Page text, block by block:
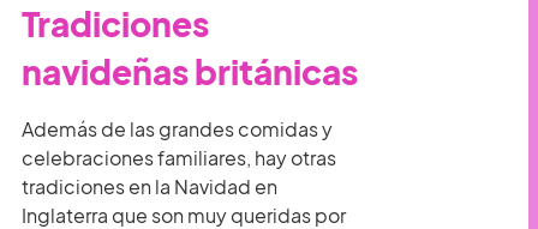
Tradiciones
navideñas británicas
Además de las grandes comidas y
celebraciones familiares, hay otras
tradiciones en la Navidad en
Inglaterra que son muy queridas por